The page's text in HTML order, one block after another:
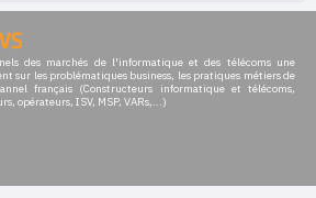
des marchés de l'informatique et des télécoms une
sur les problématiques business, les pratiques métiers de
français (Constructeurs informatique et télécoms,
opérateurs, ISV, MSP, VARs,...)